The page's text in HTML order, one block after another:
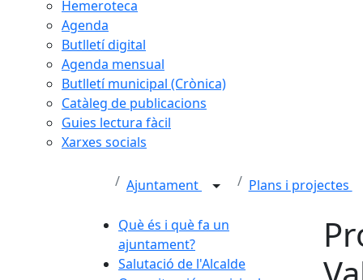
Hemeroteca
Agenda
Butlletí digital
Agenda mensual
Butlletí municipal (Crònica)
Catàleg de publicacions
Guies lectura fàcil
Xarxes socials
Ajuntament Plans i projectes
Què és i què fa un
ajuntament?
Salutació de l'Alcalde